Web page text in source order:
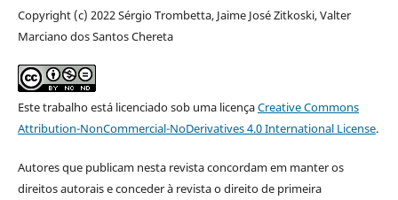
Copyright (c) 2022 Sérgio Trombetta, Jaime José Zitkoski, Valter
Marciano dos Santos Chereta
Este trabalho está licenciado sob uma licençaCreative Commons
Attribution-NonCommercial-NoDerivatives 4.0 International License.
Autores que publicam nesta revista concordam em manter os
direitos autorais e conceder à revista o direito de primeira